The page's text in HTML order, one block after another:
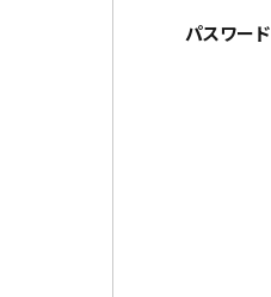
パスワード